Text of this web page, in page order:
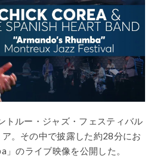
トルー・ジャズ・フェスティバル
。その中で披露した約28分にお
」のライブ映像を公開した。